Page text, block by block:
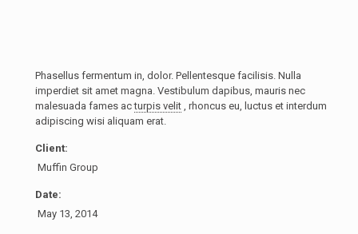
Phasellus fermentum in, dolor. Pellentesque facilisis. Nulla
imperdiet sit amet magna. Vestibulum dapibus, mauris nec
malesuada fames acturpis velit , rhoncus eu, luctus et interdum
adipiscing wisi aliquam erat.
Client:
Muffin Group
Date:
May 13, 2014